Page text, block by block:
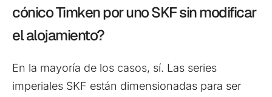
cónico Timken por uno SKF sin modificar
el alojamiento?
En la mayoría de los casos, sí. Las series
imperiales SKF están dimensionadas para ser